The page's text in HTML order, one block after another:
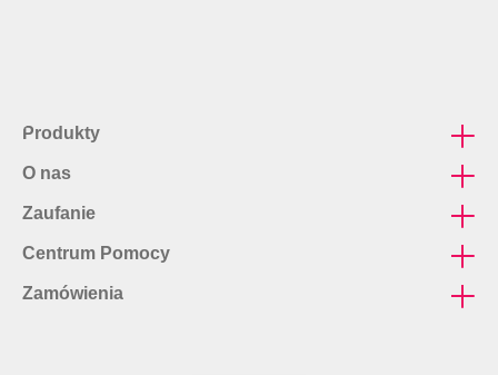
Produkty
mapy, dokumentacja CAD
Wizytówki express
Ulotki nieskładane cięte
Wydruki biurowe
O nas
Firma
Regulamin
Jak dojechać
Centrum Pomocy
FAQ
Zaufanie
Polityka prywatności
RODO
Zamówienia